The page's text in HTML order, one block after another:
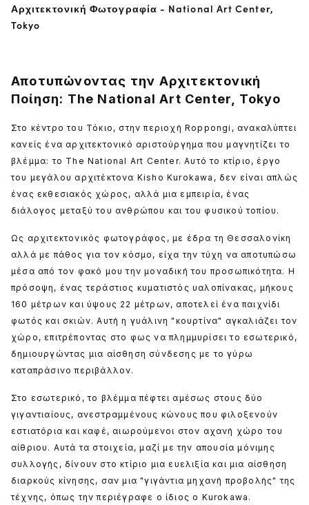
Αρχιτεκτονική Φωτογραφία - National Art Center,
Tokyo
Αποτυπώνοντας την Αρχιτεκτονική
Ποίηση: The National Art Center, Tokyo
Στο κέντρο του Τόκιο, στην περιοχή Roppongi, ανακαλύπτει
κανείς ένα αρχιτεκτονικό αριστούργημα που μαγνητίζει το
βλέμμα: το The National Art Center. Αυτό το κτίριο, έργο
του μεγάλου αρχιτέκτονα Kisho Kurokawa, δεν είναι απλώς
ένας εκθεσιακός χώρος, αλλά μια εμπειρία, ένας
διάλογος μεταξύ του ανθρώπου και του φυσικού τοπίου.
Ως αρχιτεκτονικός φωτογράφος, με έδρα τη Θεσσαλονίκη
αλλά με πάθος για τον κόσμο, είχα την τύχη να αποτυπώσω
μέσα από τον φακό μου την μοναδική του προσωπικότητα. Η
πρόσοψη, ένας τεράστιος κυματιστός υαλοπίνακας, μήκους
160 μέτρων και ύψους 22 μέτρων, αποτελεί ένα παιχνίδι
φωτός και σκιών. Αυτή η γυάλινη "κουρτίνα" αγκαλιάζει τον
χώρο, επιτρέποντας στο φως να πλημμυρίσει το εσωτερικό,
δημιουργώντας μια αίσθηση σύνδεσης με το γύρω
καταπράσινο περιβάλλον.
Στο εσωτερικό, το βλέμμα πέφτει αμέσως στους δύο
γιγαντιαίους, ανεστραμμένους κώνους που φιλοξενούν
εστιατόρια και καφέ, αιωρούμενοι στον αχανή χώρο του
αίθριου. Αυτά τα στοιχεία, μαζί με την απουσία μόνιμης
συλλογής, δίνουν στο κτίριο μια ευελιξία και μια αίσθηση
διαρκούς κίνησης, σαν μια "γιγάντια μηχανή προβολής" της
τέχνης, όπως την περιέγραφε ο ίδιος ο Kurokawa.